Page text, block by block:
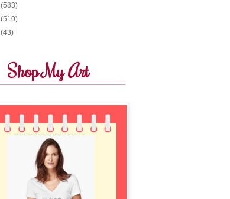
(583)
(510)
(43)
Shop My Art